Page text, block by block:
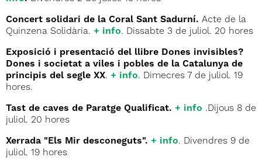
Concert solidari de la Coral Sant Sadurní. Acte de la
Quinzena Solidària. + info. Dissabte 3 de juliol. 20 hores
Exposició i presentació del llibre Dones invisibles?
Dones i societat a viles i pobles de la Catalunya de
principis del segle XX. + info. Dimecres 7 de juliol. 19
hores.
Tast de caves de Paratge Qualificat. + info .Dijous 8 de
juliol. 20 hores
Xerrada "Els Mir desconeguts". + info. Divendres 9 de
juliol. 19 hores